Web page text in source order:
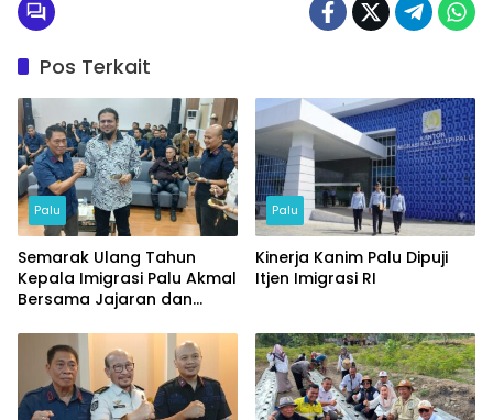
Pos Terkait
Palu
Semarak Ulang Tahun
Kepala Imigrasi Palu Akmal
Bersama Jajaran dan
Palu
Kinerja Kanim Palu Dipuji
Itjen Imigrasi RI